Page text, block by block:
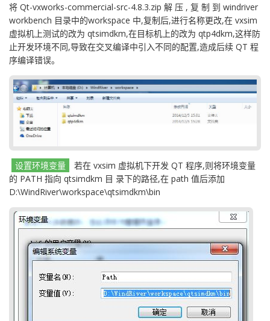
将 Qt-vxworks-commercial-src-4.8.3.zip 解 压 , 复 制 到 windriver
workbench 目录中的workspace 中,复制后,进行名称更改,在 vxsim
虚拟机上测试的改为 qtsimdkm,在目标机上的改为 qtp4dkm,这样防
止开发环境不同,导致在交叉编译中引入不同的配置,造成后续 QT 程
序编译错误。
设置环境变量
若在 vxsim 虚拟机下开发 QT 程序,则将环境变量
的 PATH 指向 qtsimdkm 目 录下的路径,在 path 值后添加
D:\WindRiver\workspace\qtsimdkm\bin